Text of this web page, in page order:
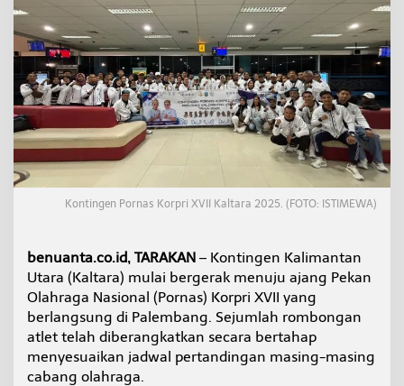
t
a
r
a
S
i
a
p
B
d
i
k
e
s
t
a
s
i
d
i
Kontingen Pornas Korpri XVII Kaltara 2025. (FOTO: ISTIMEWA)
benuanta.co.id, TARAKAN – Kontingen Kalimantan
Utara (Kaltara) mulai bergerak menuju ajang Pekan
Olahraga Nasional (Pornas) Korpri XVII yang
berlangsung di Palembang. Sejumlah rombongan
atlet telah diberangkatkan secara bertahap
menyesuaikan jadwal pertandingan masing-masing
cabang olahraga.